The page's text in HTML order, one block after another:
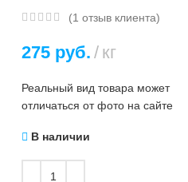
(1 отзыв клиента)
275руб. кг
Реальный вид товара может
отличаться от фото на сайте
В наличии